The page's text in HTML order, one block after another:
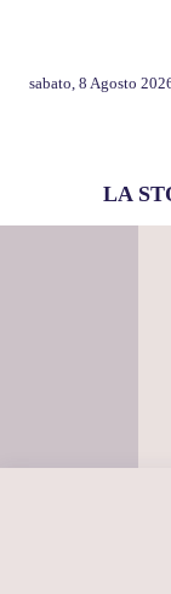
sabato, 8 Agosto
LA